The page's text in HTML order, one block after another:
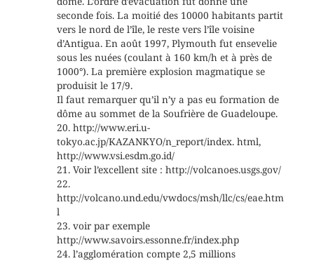
seconde fois. La moitié des 10000 habitants partit
vers le nord de l’île, le reste vers l’île voisine
d’Antigua. En août 1997, Plymouth fut ensevelie
sous les nuées (coulant à 160 km/h et à près de
1000°). La première explosion magmatique se
produisit le 17/9.
Il faut remarquer qu’il n’y a pas eu formation de
dôme au sommet de la Soufrière de Guadeloupe.
20. http://www.eri.u-
tokyo.ac.jp/KAZANKYO/n_report/index. html,
http://www.vsi.esdm.go.id/
21. Voir l’excellent site : http://volcanoes.usgs.gov/
22.
http://volcano.und.edu/vwdocs/msh/llc/cs/eae.htm
l
23. voir par exemple
http://www.savoirs.essonne.fr/index.php
24. l’agglomération compte 2,5 millions